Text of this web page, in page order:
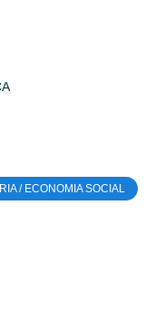
/ ECONOMIA SOCIAL